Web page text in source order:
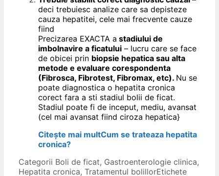
deci trebuiesc analize care sa depisteze
cauza hepatitei, cele mai frecvente cauze
fiind
Precizarea EXACTA a stadiului de
imbolnavire a ficatului – lucru care se face
de obicei prin biopsie hepatica sau alta
metode e evaluare corespondenta
(Fibrosca, Fibrotest, Fibromax, etc). Nu se
poate diagnostica o hepatita cronica
corect fara a sti stadiul bolii de ficat.
Stadiul poate fi de inceput, mediu, avansat
(cel mai avansat fiind ciroza hepatica}
Citește mai multCum se trateaza hepatita
cronica?
Categorii Boli de ficat, Gastroenterologie clinica,
Hepatita cronica, Tratamentul bolillorEtichete